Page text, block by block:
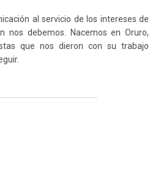
al servicio de los intereses de
nos debemos. Nacemos en Oruro,
que nos dieron con su trabajo